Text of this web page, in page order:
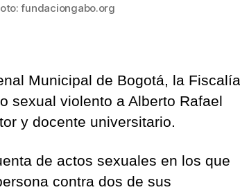
fundaciongabo.org
Municipal de Bogotá, la Fiscalía
sexual violento a Alberto Rafael
y docente universitario.
de actos sexuales en los que
contra dos de sus